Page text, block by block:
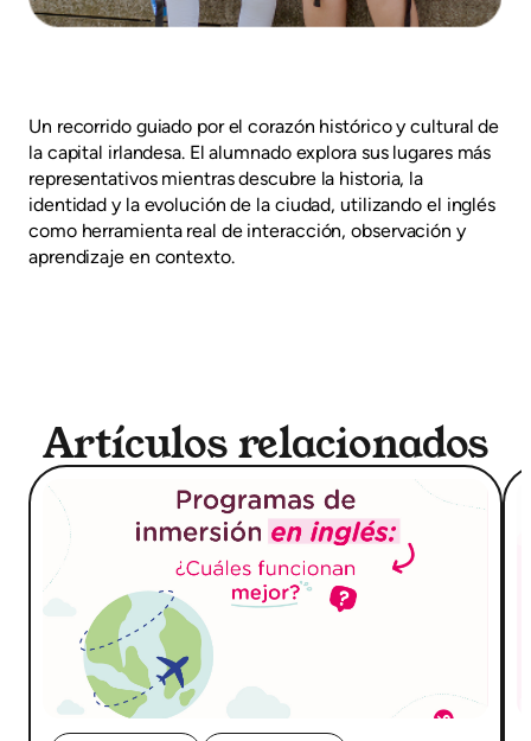
Un recorrido guiado por el corazón histórico y cultural de
la capital irlandesa. El alumnado explora sus lugares más
representativos mientras descubre la historia, la
identidad y la evolución de la ciudad, utilizando el inglés
como herramienta real de interacción, observación y
aprendizaje en contexto.
Artículos relacionados